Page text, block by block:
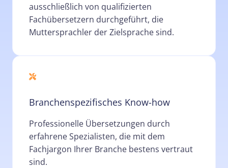
ausschließlich von qualifizierten
Fachübersetzern durchgeführt, die
Muttersprachler der Zielsprache sind.
Branchenspezifisches Know-how
Professionelle Übersetzungen durch
erfahrene Spezialisten, die mit dem
Fachjargon Ihrer Branche bestens vertraut
sind.